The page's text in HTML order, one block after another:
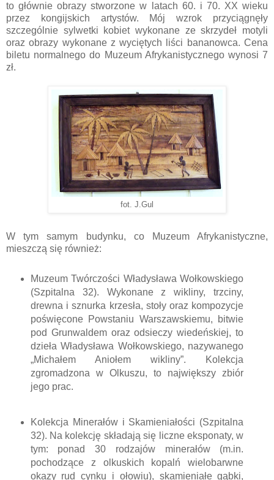
to głównie obrazy stworzone w latach 60. i 70. XX wieku
przez kongijskich artystów. Mój wzrok przyciągnęły
szczególnie sylwetki kobiet wykonane ze skrzydeł motyli
oraz obrazy wykonane z wyciętych liści bananowca. Cena
biletu normalnego do Muzeum Afrykanistycznego wynosi 7
zł.
fot. J.Gul
W tym samym budynku, co Muzeum Afrykanistyczne,
mieszczą się również:
Muzeum Twórczości Władysława Wołkowskiego
(Szpitalna 32). Wykonane z wikliny, trzciny,
drewna i sznurka krzesła, stoły oraz kompozycje
poświęcone Powstaniu Warszawskiemu, bitwie
pod Grunwaldem oraz odsieczy wiedeńskiej, to
dzieła Władysława Wołkowskiego, nazywanego
„Michałem Aniołem wikliny”. Kolekcja
zgromadzona w Olkuszu, to największy zbiór
jego prac.
Kolekcja Minerałów i Skamieniałości (Szpitalna
32). Na kolekcję składają się liczne eksponaty, w
tym: ponad 30 rodzajów minerałów (m.in.
pochodzące z olkuskich kopalń wielobarwne
okazy rud cynku i ołowiu), skamieniałe gąbki,